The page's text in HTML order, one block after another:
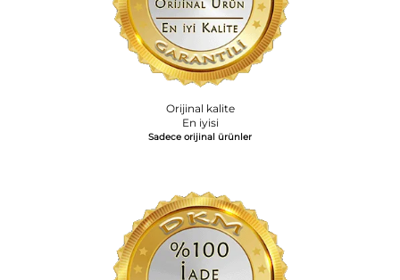
Orijinal kalite
En iyisi
Sadece orijinal ürünler